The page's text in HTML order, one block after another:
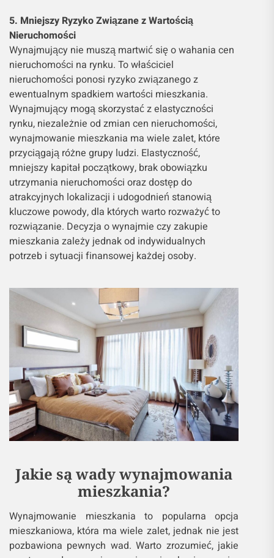
5. Mniejszy Ryzyko Związane z Wartością
Nieruchomości
Wynajmujący nie muszą martwić się o wahania cen
nieruchomości na rynku. To właściciel
nieruchomości ponosi ryzyko związanego z
ewentualnym spadkiem wartości mieszkania.
Wynajmujący mogą skorzystać z elastyczności
rynku, niezależnie od zmian cen nieruchomości,
wynajmowanie mieszkania ma wiele zalet, które
przyciągają różne grupy ludzi. Elastyczność,
mniejszy kapitał początkowy, brak obowiązku
utrzymania nieruchomości oraz dostęp do
atrakcyjnych lokalizacji i udogodnień stanowią
kluczowe powody, dla których warto rozważyć to
rozwiązanie. Decyzja o wynajmie czy zakupie
mieszkania zależy jednak od indywidualnych
potrzeb i sytuacji finansowej każdej osoby.
Jakie są wady wynajmowania
mieszkania?
Wynajmowanie mieszkania to popularna opcja
mieszkaniowa, która ma wiele zalet, jednak nie jest
pozbawiona pewnych wad. Warto zrozumieć, jakie